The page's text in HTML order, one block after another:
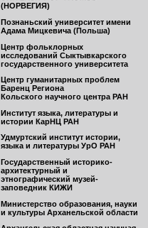
(НОРВЕГИЯ)
Познаньский университет имени
Адама Мицкевича (Польша)
Центр фольклорных
исследований Сыктывкарского
государственного университета
Центр гуманитарных проблем
Баренц Региона
Кольского научного центра РАН
Институт языка, литературы и
истории КарНЦ РАН
Удмуртский институт истории,
языка и литературы УрО РАН
Государственный историко-
архитектурный и
этнографический музей-
заповедник КИЖИ
Министерство образования, науки
и культуры Арханельской области